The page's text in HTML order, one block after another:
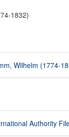
1832)
Wilhelm (1774-
Authority